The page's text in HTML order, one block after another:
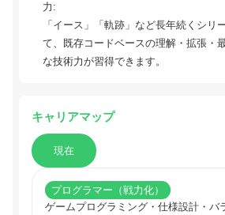
力:
「イース」「軌跡」など長年続くシリ
て、既存コードベースの理解・拡張・
な技術力が習得できます。
キャリアマップ
現在
プログラマー（戦力化）
ゲームプログラミング・仕様設計・バ